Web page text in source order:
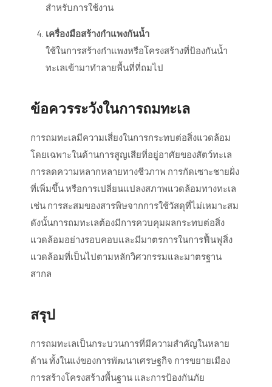
สำหรับการใช้งาน
เครื่องมือสร้างกำแพงกันน้ำ
ใช้ในการสร้างกำแพงหรือโครงสร้างที่ป้องกันน้ำ
ทะเลเข้ามาทำลายพื้นที่ที่ถมไป
ข้อควรระวังในการถมทะเล
การถมทะเลมีความเสี่ยงในการกระทบต่อสิ่งแวดล้อม
โดยเฉพาะในด้านการสูญเสียที่อยู่อาศัยของสัตว์ทะเล
การลดความหลากหลายทางชีวภาพ การกัดเซาะชายฝั่ง
ที่เพิ่มขึ้น หรือการเปลี่ยนแปลงสภาพแวดล้อมทางทะเล
เช่น การสะสมของสารพิษจากการใช้วัสดุที่ไม่เหมาะสม
ดังนั้นการถมทะเลต้องมีการควบคุมผลกระทบต่อสิ่ง
แวดล้อมอย่างรอบคอบและมีมาตรการในการฟื้นฟูสิ่ง
แวดล้อมที่เป็นไปตามหลักวิศวกรรมและมาตรฐาน
สากล
สรุป
การถมทะเลเป็นกระบวนการที่มีความสำคัญในหลาย
ด้าน ทั้งในแง่ของการพัฒนาเศรษฐกิจ การขยายเมือง
การสร้างโครงสร้างพื้นฐาน และการป้องกันภัย